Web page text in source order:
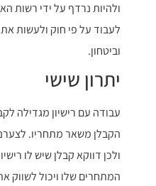
ולהיות נרדף על ידי רשות
לעבוד על פי חוק ולעשות
וביטחון.
יתרון שישי
עבודה עם רישיון מגדילה
הקבלן משאר מתחריו.
ולכן דווקא קבלן שיש לו
המתחרים שלו ויכול לשווק